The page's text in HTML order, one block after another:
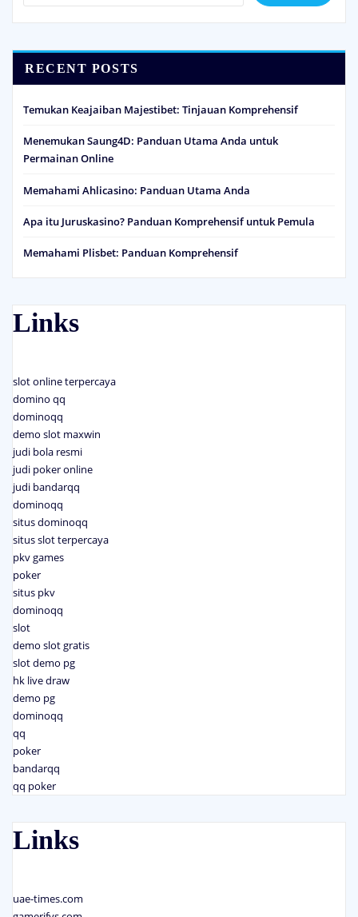
RECENT POSTS
Temukan Keajaiban Majestibet: Tinjauan Komprehensif
Menemukan Saung4D: Panduan Utama Anda untuk
Permainan Online
Memahami Ahlicasino: Panduan Utama Anda
Apa itu Juruskasino? Panduan Komprehensif untuk Pemula
Memahami Plisbet: Panduan Komprehensif
Links
slot online terpercaya
domino qq
dominoqq
demo slot maxwin
judi bola resmi
judi poker online
judi bandarqq
dominoqq
situs dominoqq
situs slot terpercaya
pkv games
poker
situs pkv
dominoqq
slot
demo slot gratis
slot demo pg
hk live draw
demo pg
dominoqq
qq
poker
bandarqq
qq poker
Links
uae-times.com